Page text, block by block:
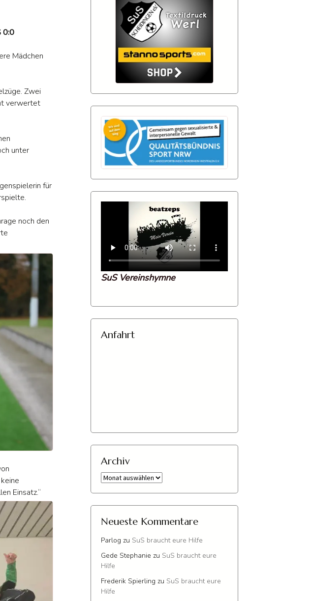
C-Jugend Aktuell
D-Jugend Aktuell
E – Jugend
G-Jugend Aktuell
Jugend
Historie der
Historie der
Damen
Alten-Herren
Zeitstrahl
Login
0:0
Mädchen
Zwei
verwertet
unter
für
noch den
Einsatz.“
SuS Vereinshymne
Anfahrt
Archiv
Archiv
Neueste Kommentare
Parlog zu SuS braucht eure Hilfe
Gede Stephanie zu SuS braucht eure
Hilfe
Frederik Spierling zu SuS braucht eure
Hilfe